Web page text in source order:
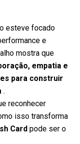
esteve focado
e
mostra que
empatia e
para construir
.
reconhecer
isso transforma
Card pode ser o